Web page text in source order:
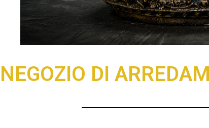
NEGOZIO DI